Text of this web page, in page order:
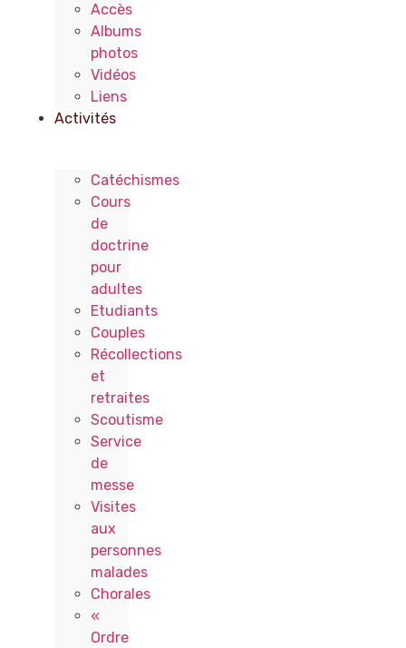
Accès
Albums
photos
Vidéos
Liens
Activités
Catéchismes
Cours
de
doctrine
pour
adultes
Etudiants
Couples
Récollections
et
retraites
Scoutisme
Service
de
messe
Visites
aux
personnes
malades
Chorales
«
Ordre